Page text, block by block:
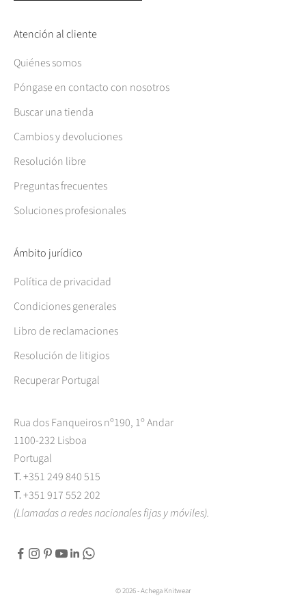
Atención al cliente
Quiénes somos
Póngase en contacto con nosotros
Buscar una tienda
Cambios y devoluciones
Resolución libre
Preguntas frecuentes
Soluciones profesionales
Ámbito jurídico
Política de privacidad
Condiciones generales
Libro de reclamaciones
Resolución de litigios
Recuperar Portugal
Rua dos Fanqueiros nº190, 1º Andar
1100-232 Lisboa
Portugal
T. +351 249 840 515
T. +351 917 552 202
(Llamadas a redes nacionales fijas y móviles).
© 2026 - Achega Knitwear